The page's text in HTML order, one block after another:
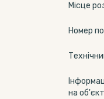
Місце
Номер
на